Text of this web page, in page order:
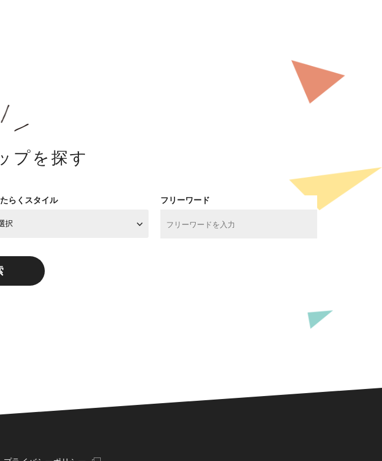
プを探す
らくスタイル フリーワード